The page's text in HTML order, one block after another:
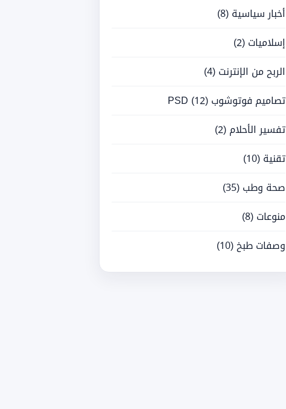
أخبار سياسية(8)
إسلاميات(2)
الربح من الإنترنت(4)
تصاميم فوتوشوب PSD(12)
تفسير الأحلام(2)
تقنية(10)
صحة وطب(35)
منوعات(8)
وصفات طبخ(10)